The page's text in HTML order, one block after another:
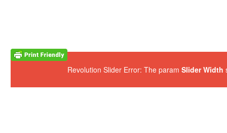
Revolution Slider Error: The paramSlider Width